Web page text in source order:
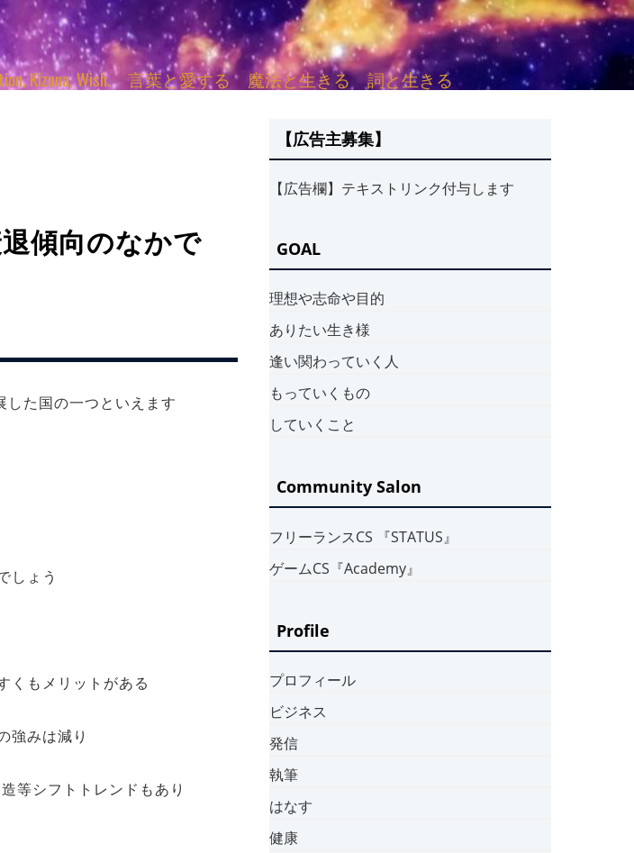
Kizuna, Wish. 言葉と愛する 魔法と生きる 詞と生きる
傾向のなかで
た国の一つといえます
しょう
くもメリットがある
みは減り
等シフトトレンドもあり
【広告主募集】
【広告欄】テキストリンク付与します
GOAL
理想や志命や目的
ありたい生き様
逢い関わっていく人
もっていくもの
していくこと
Community Salon
フリーランスCS 『STATUS』
ゲームCS『Academy』
Profile
プロフィール
ビジネス
発信
執筆
はなす
健康